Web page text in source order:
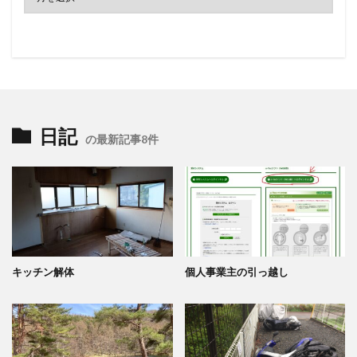
日記 の最新記事8件
キッチン解体 個人事業主の引っ越し